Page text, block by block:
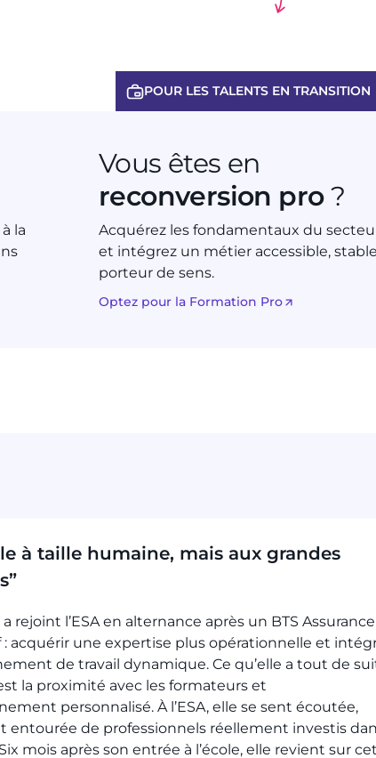
la
POUR LES TALENTS EN TRANSITION
Vous êtes en
reconversion pro?
Acquérez les fondamentaux du
et intégrez un métier accessible,
porteur de sens.
Optez pour la Formation Pro
à taille humaine, mais aux grandes
a rejoint l’ESA en alternance après un BTS
: acquérir une expertise plus opérationnelle et
de travail dynamique. Ce qu’elle a tout de
la proximité avec les formateurs et
personnalisé. À l’ESA, elle se sent écoutée,
entourée de professionnels réellement investis
mois après son entrée à l’école, elle revient sur